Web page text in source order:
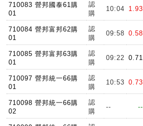
710083 營邦國泰61購
01
認
購
10:04 1.93
710084 營邦富邦62購
01
認
購
09:58 0.58
710085 營邦富邦63購
01
認
購
09:22 0.71
710097 營邦統一66購
01
認
購
10:53 0.73
710098 營邦統一66購
02
認
購
-- --